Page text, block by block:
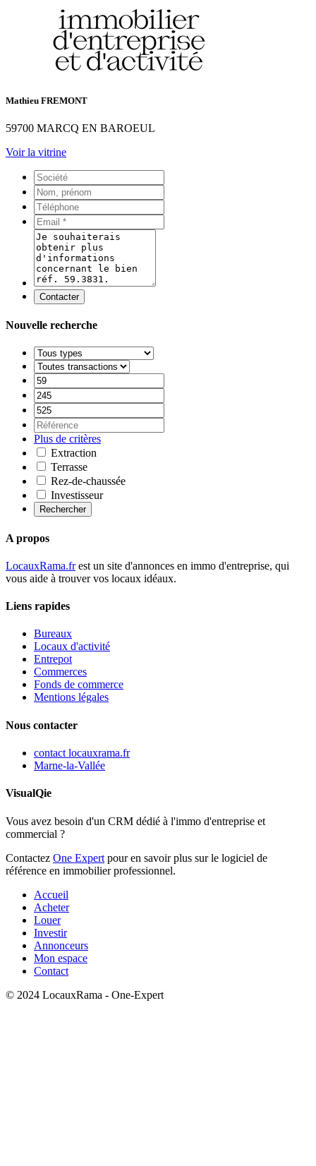
Mathieu FREMONT
59700 MARCQ EN BAROEUL
Voir la vitrine
Contacter
Nouvelle recherche
Plus de critères
Extraction
Terrasse
Rez-de-chaussée
Investisseur
Rechercher
A propos
LocauxRama.frest un site d'annonces en immo d'entreprise, qui
vous aide à trouver vos locaux idéaux.
Liens rapides
Bureaux
Locaux d'activité
Entrepot
Commerces
Fonds de commerce
Mentions légales
Nous contacter
contact locauxrama.fr
Marne-la-Vallée
VisualQie
Vous avez besoin d'un CRM dédié à l'immo d'entreprise et
commercial ?
Contactez One Expert pour en savoir plus sur le logiciel de
référence en immobilier professionnel.
Accueil
Acheter
Louer
Investir
Annonceurs
Mon espace
Contact
© 2024 LocauxRama - One-Expert